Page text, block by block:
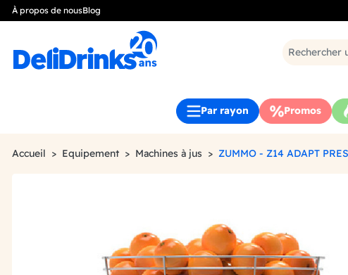
À propos de nousBlog
Par rayon Promos
Accueil Equipement Machines à jus ZUMMO - Z14 ADAPT